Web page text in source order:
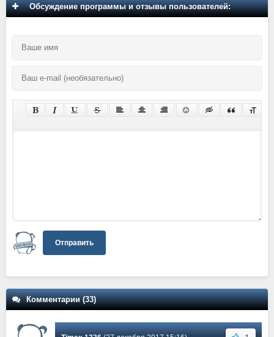
Обсуждение программы и отзывы пользователей:
Отправить
Комментарии (33)